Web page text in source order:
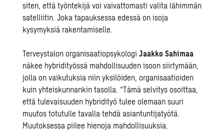
siten, että työntekijä voi vaivattomasti valita lähimmän
satelliitin. Joka tapauksessa edessä on isoja
kysymyksiä rakentamiselle.
Terveystalon organisaatiopsykologiJaakko Sahimaa
näkee hybridityössä mahdollisuuden isoon siirtymään,
jolla on vaikutuksia niin yksilöiden, organisaatioiden
kuin yhteiskunnankin tasolla. “Tämä selvitys osoittaa,
että tulevaisuuden hybridityö tulee olemaan suuri
muutos totutulle tavalla tehdä asiantuntijatyötä.
Muutoksessa piilee hienoja mahdollisuuksia.